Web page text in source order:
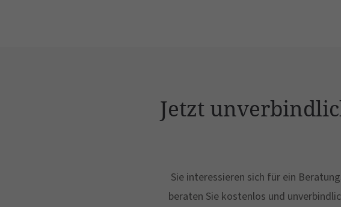
Jetzt
Sie interessieren sich für ein
beraten Sie kostenlos und